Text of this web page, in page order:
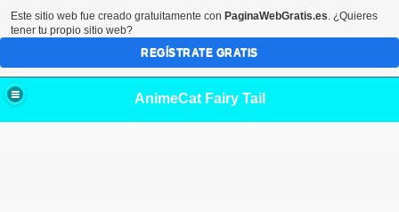
AnimeCat Fairy Tail
Este sitio web fue creado gratuitamente con PaginaWebGratis.es. ¿Quieres
tener tu propio sitio web?
REGÍSTRATE GRATIS